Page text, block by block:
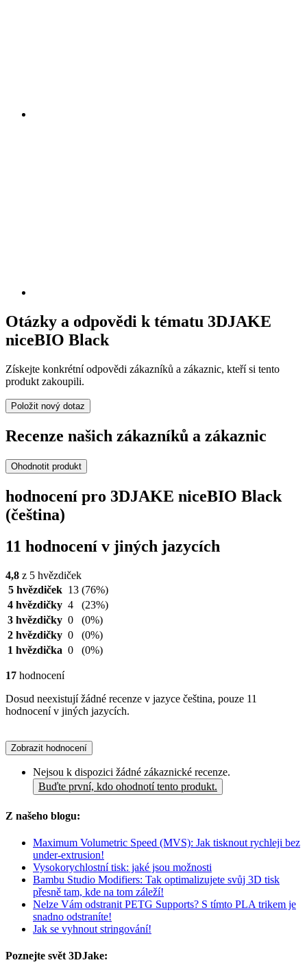
Otázky a odpovědi k tématu 3DJAKE
niceBIO Black
Získejte konkrétní odpovědi zákazníků a zákaznic, kteří si tento
produkt zakoupili.
Položit nový dotaz
Recenze našich zákazníků a zákaznic
Ohodnotit produkt
hodnocení pro 3DJAKE niceBIO Black
(čeština)
11 hodnocení v jiných jazycích
4,8 z 5 hvězdiček
5 hvězdiček 13 (76%)
4 hvězdičky 4
(23%)
3 hvězdičky 0
(0%)
2 hvězdičky 0
(0%)
1 hvězdička 0 (0%)
17 hodnocení
Dosud neexistují žádné recenze v jazyce čeština, pouze 11
hodnocení v jiných jazycích.
Zobrazit hodnocení
Nejsou k dispozici žádné zákaznické recenze.
Buďte první, kdo ohodnotí tento produkt.
Z našeho blogu:
Maximum Volumetric Speed (MVS): Jak tisknout rychleji bez
under-extrusion!
Vysokorychlostní tisk: jaké jsou možnosti
Bambu Studio Modifiers: Tak optimalizujete svůj 3D tisk
přesně tam, kde na tom záleží!
Nelze Vám odstranit PETG Supports? S tímto PLA trikem je
snadno odstraníte!
Jak se vyhnout stringování!
Poznejte svět 3DJake: